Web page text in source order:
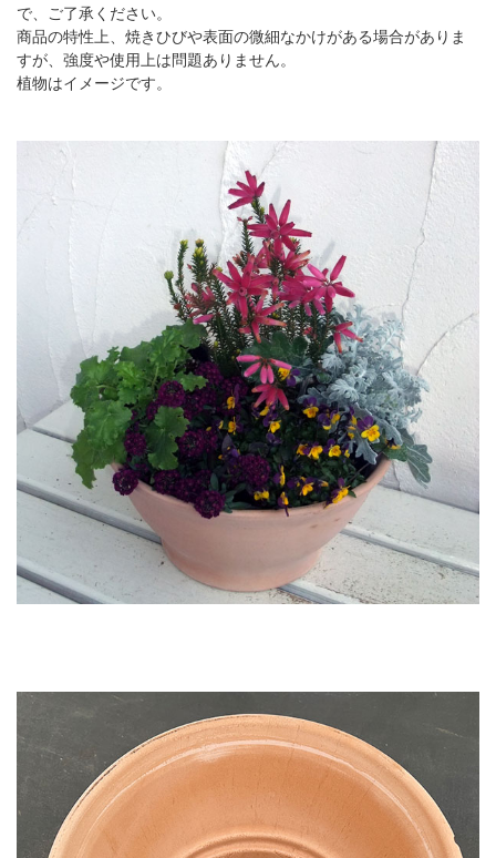
で、ご了承ください。
商品の特性上、焼きひびや表面の微細なかけがある場合がありま
すが、強度や使用上は問題ありません。
植物はイメージです。